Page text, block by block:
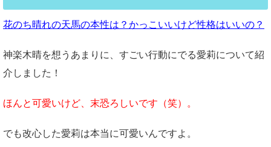
花のち晴れの天馬の本性は？かっこいいけど性格はいいの？
神楽木晴を想うあまりに、すごい行動にでる愛莉について紹
介しました！
ほんと可愛いけど、末恐ろしいです（笑）。
でも改心した愛莉は本当に可愛いんですよ。